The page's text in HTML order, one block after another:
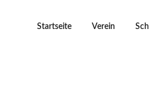
Startseite Verein